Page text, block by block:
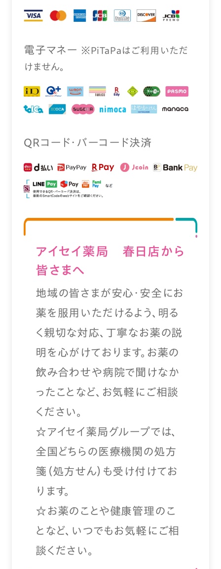
電⼦マネー ※PiTaPaはご利⽤いただ
けません。
QRコード・バーコード決済
アイセイ薬局 春日店から
皆さまへ
地域の皆さまが安心・安全にお
薬を服用いただけるよう、明る
く親切な対応、丁寧なお薬の説
明を心がけております。お薬の
飲み合わせや病院で聞けなか
ったことなど、お気軽にご相談
ください。
☆アイセイ薬局グループでは、
全国どちらの医療機関の処方
箋（処方せん）も受け付けてお
ります。
☆お薬のことや健康管理のこ
となど、いつでもお気軽にご相
談ください。